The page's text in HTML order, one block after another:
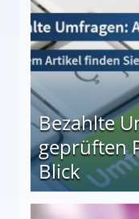
Bezahlte
geprüften
Blick
auf einen Blick